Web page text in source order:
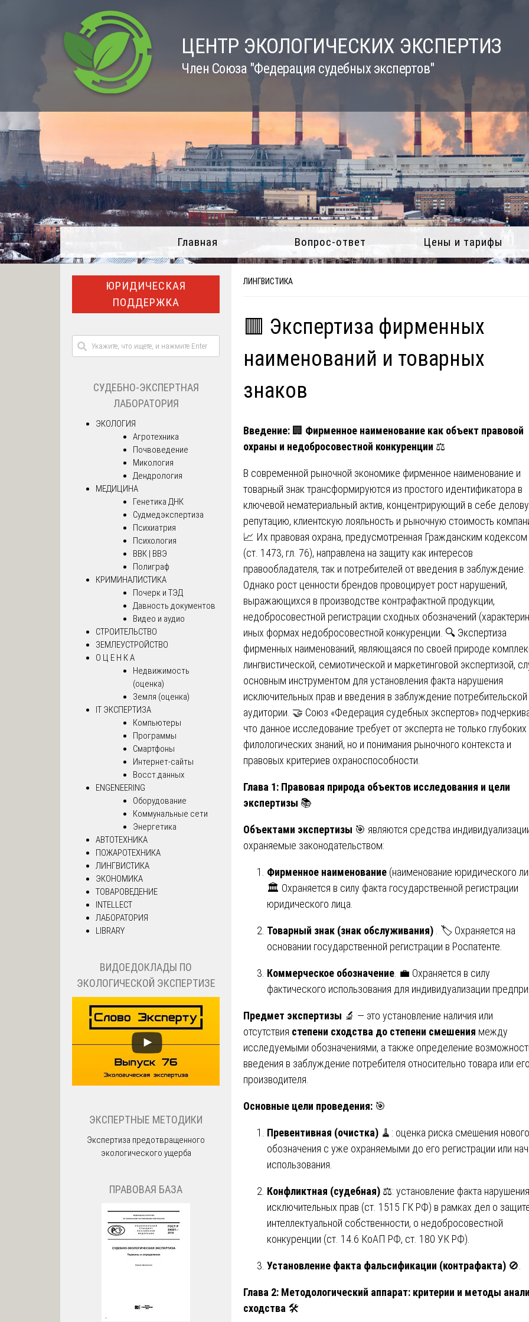
ЦЕНТР ЭКОЛОГИЧЕСКИХ ЭКСПЕРТИЗ
Член Союза "Федерация судебных экспертов"
Главная Вопрос-ответ Цены и тарифы
ЛИНГВИСТИКА
🟥 Экспертиза фирменных
наименований и товарных
знаков
Введение: 🏢 Фирменное наименование как объект правовой
охраны и недобросовестной конкуренции ⚖️
В современной рыночной экономике фирменное наименование и
товарный знак трансформируются из простого идентификатора в
ключевой нематериальный актив, концентрирующий в себе
репутацию, клиентскую лояльность и рыночную стоимость
📈 Их правовая охрана, предусмотренная Гражданским
(ст. 1473, гл. 76), направлена на защиту как интересов
правообладателя, так и потребителей от введения в
Однако рост ценности брендов провоцирует рост нарушений,
выражающихся в производстве контрафактной продукции,
недобросовестной регистрации сходных обозначений
иных формах недобросовестной конкуренции. 🔍 Экспертиза
фирменных наименований, являющаяся по своей природе
лингвистической, семиотической и маркетинговой экспертизой,
основным инструментом для установления факта нарушения
исключительных прав и введения в заблуждение потребительской
аудитории. 🤝 Союз «Федерация судебных экспертов»
что данное исследование требует от эксперта не только глубоких
филологических знаний, но и понимания рыночного контекста и
правовых критериев охраноспособности.
Глава 1: Правовая природа объектов исследования и цели
экспертизы 📚
Объектами экспертизы 🎯 являются средства
охраняемые законодательством:
Фирменное наименование (наименование юридического
🏛️ Охраняется в силу факта государственной регистрации
юридического лица.
Товарный знак (знак обслуживания) . 🏷️ Охраняется на
основании государственной регистрации в Роспатенте.
Коммерческое обозначение . 💼 Охраняется в силу
фактического использования для индивидуализации
Предмет экспертизы 🔬 — это установление наличия или
отсутствия степени сходства до степени смешения между
исследуемыми обозначениями, а также определение
введения в заблуждение потребителя относительно товара или его
производителя.
Основные цели проведения: 🎯
Превентивная (очистка) 🧹: оценка риска смешения нового
обозначения с уже охраняемыми до его регистрации или
использования.
Конфликтная (судебная) ⚖️: установление факта нарушения
исключительных прав (ст. 1515 ГК РФ) в рамках дел о
интеллектуальной собственности, о недобросовестной
конкуренции (ст. 14.6 КоАП РФ, ст. 180 УК РФ).
Установление факта фальсификации (контрафакта) 🚫.
Глава 2: Методологический аппарат: критерии и методы
сходства 🛠️
ЮРИДИЧЕСКАЯ
ПОДДЕРЖКА
СУДЕБНО-ЭКСПЕРТНАЯ
ЛАБОРАТОРИЯ
ЭКОЛОГИЯ
Агротехника
Почвоведение
Микология
Дендрология
МЕДИЦИНА
Генетика ДНК
Судмедэкспертиза
Психиатрия
Психология
ВВК | ВВЭ
Полиграф
КРИМИНАЛИСТИКА
Почерк и ТЭД
Давность документов
Видео и аудио
СТРОИТЕЛЬСТВО
ЗЕМЛЕУСТРОЙСТВО
О Ц Е Н К А
Недвижимость
(оценка)
Земля (оценка)
IT ЭКСПЕРТИЗА
Компьютеры
Программы
Смартфоны
Интернет-сайты
Восст.данных
ENGENEERING
Оборудование
Коммунальные сети
Энергетика
АВТОТЕХНИКА
ПОЖАРОТЕХНИКА
ЛИНГВИСТИКА
ЭКОНОМИКА
ТОВАРОВЕДЕНИЕ
INTELLECT
ЛАБОРАТОРИЯ
LIBRARY
ВИДОЕДОКЛАДЫ ПО
ЭКОЛОГИЧЕСКОЙ ЭКСПЕРТИЗЕ
ЭКСПЕРТНЫЕ МЕТОДИКИ
Экспертиза предотвращенного
экологического ущерба
ПРАВОВАЯ БАЗА